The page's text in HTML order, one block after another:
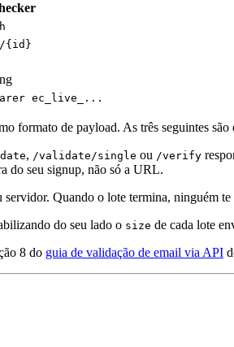
{id}
ec_live_...
formato de payload. As três seguintes são
, /validate/single ou /verify
do seu signup, não só a URL.
servidor. Quando o lote termina, ninguém
do seu lado o size de cada lote
8 do guia de validação de email via API